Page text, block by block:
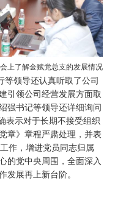
上了解金赋党总支的发展情况
领导还认真听取了公司
引领公司经营发展方面取
强书记等领导还详细询问
表示对于长期不接受组织
章》章程严肃处理，并表
作，增进党员同志归属
的党中央周围，全面深入
发展再上新台阶。